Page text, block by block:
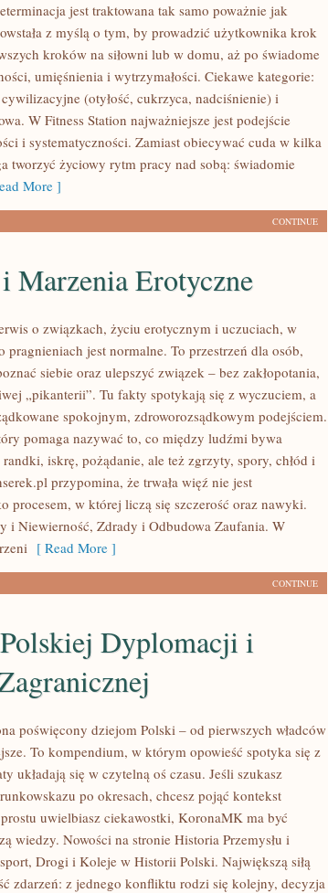
jest traktowana tak samo poważnie jak
z myślą o tym, by prowadzić użytkownika krok
kroków na siłowni lub w domu, aż po świadome
umięśnienia i wytrzymałości. Ciekawe kategorie:
(otyłość, cukrzyca, nadciśnienie) i
W Fitness Station najważniejsze jest podejście
i systematyczności. Zamiast obiecywać cuda w kilka
tworzyć życiowy rytm pracy nad sobą: świadomie
More ]
CONTINUE
Marzenia Erotyczne
o związkach, życiu erotycznym i uczuciach, w
pragnieniach jest normalne. To przestrzeń dla osób,
siebie oraz ulepszyć związek – bez zakłopotania,
„pikanterii”. Tu fakty spotykają się z wyczuciem, a
spokojnym, zdroworozsądkowym podejściem.
pomaga nazywać to, co między ludźmi bywa
randki, iskrę, pożądanie, ale też zgrzyty, spory, chłód i
przypomina, że trwała więź nie jest
procesem, w której liczą się szczerość oraz nawyki.
i Niewierność, Zdrady i Odbudowa Zaufania. W
[ Read More ]
CONTINUE
Dyplomacji i
poświęcony dziejom Polski – od pierwszych władców
To kompendium, w którym opowieść spotyka się z
układają się w czytelną oś czasu. Jeśli szukasz
po okresach, chcesz pojąć kontekst
uwielbiasz ciekawostki, KoronaMK ma być
wiedzy. Nowości na stronie Historia Przemysłu i
Drogi i Koleje w Historii Polski. Największą siłą
zdarzeń: z jednego konfliktu rodzi się kolejny, decyzja